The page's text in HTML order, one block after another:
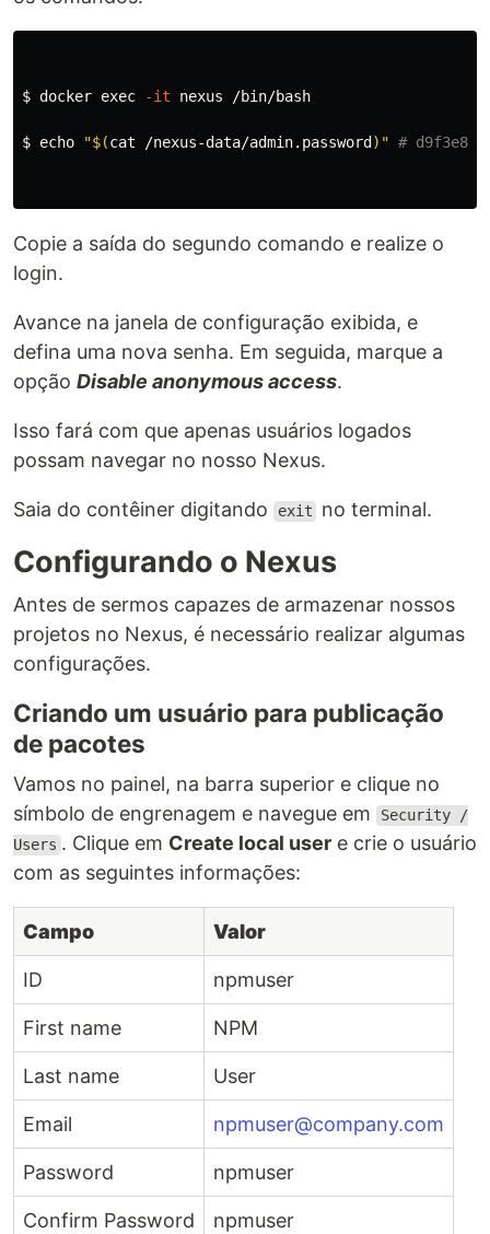
$ docker exec -it nexus /bin/bash
$ echo "$(cat /nexus-data/admin.password ) " #
Copie a saída do segundo comando e realize o
login.
Avance na janela de configuração exibida, e
defina uma nova senha. Em seguida, marque a
opção Disable anonymous access.
Isso fará com que apenas usuários logados
possam navegar no nosso Nexus.
Saia do contêiner digitando exit no terminal.
Configurando o Nexus
Antes de sermos capazes de armazenar nossos
projetos no Nexus, é necessário realizar algumas
configurações.
Criando um usuário para publicação
de pacotes
Vamos no painel, na barra superior e clique no
símbolo de engrenagem e navegue em
Security /
Users . Clique em Create local usere crie o usuário
com as seguintes informações:
Campo Valor
ID npmuser
First name NPM
Last name User
Email npmuser@company.com
Password npmuser
Confirm Password npmuser